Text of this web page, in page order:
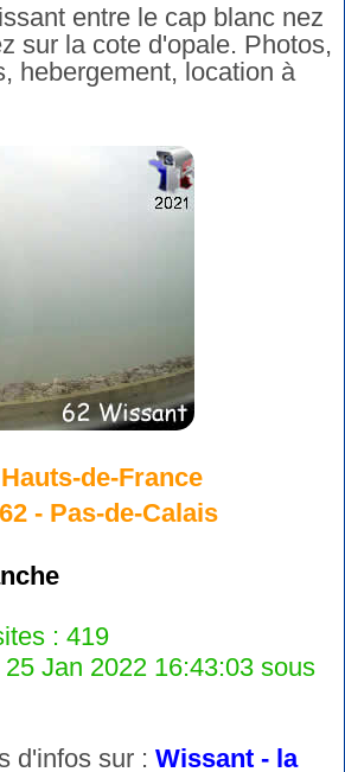
entre le cap blanc nez
sur la cote d'opale. Photos,
hebergement, location à
Hauts-de-France
62 - Pas-de-Calais
: 419
Jan 2022 16:43:03 sous
d'infos sur : Wissant - la